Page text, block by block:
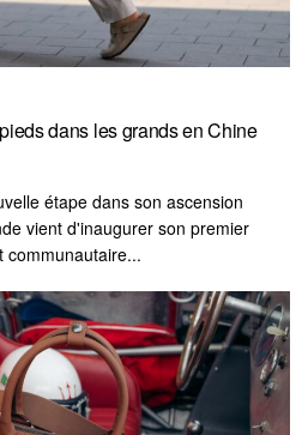
dans les grands en Chine
étape dans son ascension
vient d'inaugurer son premier
communautaire...